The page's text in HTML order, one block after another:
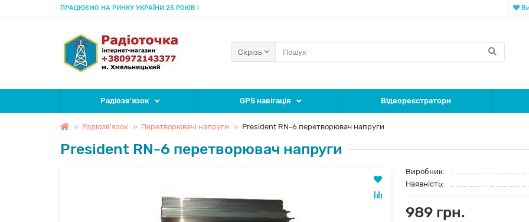
ПРАЦЮЄМО НА РИНКУ УКРАЇНИ 25 РОКІВ !
Скрізь
Радіозв'язок GPS навігація Відеореєстратори
Радіозв'язок Перетворювачі напруги President RN-6 перетворювач напруги
President RN-6 перетворювач напруги
Виробник:
Наявність:
989 грн.